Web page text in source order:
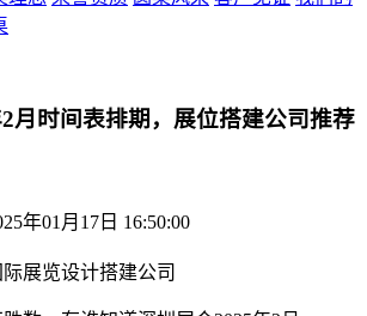
月时间表排期，展位搭建公司推荐
年01月17日 16:50:00
展览设计搭建公司